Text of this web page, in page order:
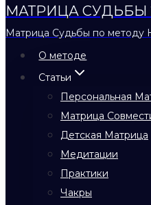
МАТРИЦА СУДЬБЫ
Матрица Судьбы по методу
О методе
Статьи
Персональная
Матрица
Детская Матрица
Медитации
Практики
Чакры